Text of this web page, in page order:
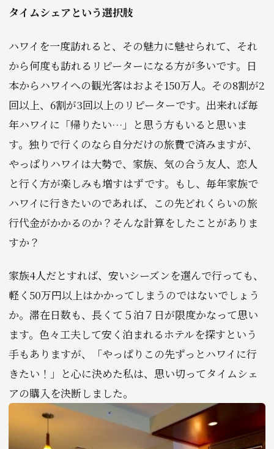
タイムシェアという選択肢
ハワイを一度訪れると、その魅力に魅せられて、それ
から何度も訪れるリピーターになる方が多いです。日
本からハワイへの観光客はおよそ150万人。その8割が2
回以上、6割が3回以上のリピーターです。出来れば毎
年ハワイに「帰りたい…」と思う方もいると思いま
す。独りで行くのなら自分だけの旅費で済みますが、
やっぱりハワイは大勢で、家族、気の合う友人、恋人
と行く方が楽しみも増すはずです。もし、毎年家族で
ハワイに行きたいのであれば、この先どれくらいの旅
行代金がかかるのか？そんな計算をしたことがありま
すか？
家族4人だとすれば、安いシーズンを選んで行っても、
軽く50万円以上はかかってしまうのではないでしょう
か。滞在日数も、長くて５泊７日が限度かなって思い
ます。色々工夫して安く泊まれるホテルを探すという
手もありますが、「やっぱりこの先ずっとハワイに行
きたい！」と心に決めた私は、思い切ってタイムシェ
アの購入を決断しました。